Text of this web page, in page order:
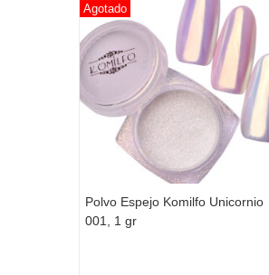
Agotado
Polvo Espejo Komilfo Unicornio
001, 1 gr